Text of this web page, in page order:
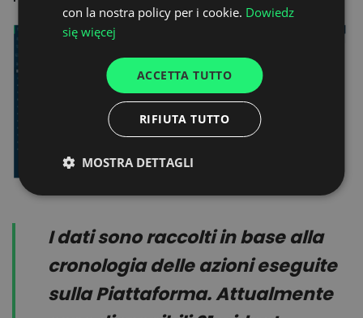
I dati sono raccolti in base alla
cronologia delle azioni eseguite
sulla Piattaforma. Attualmente
SPANISH
con la nostra policy per i cookie. Dowiedz
się więcej
ACCETTA TUTTO
RIFIUTA TUTTO
MOSTRA DETTAGLI